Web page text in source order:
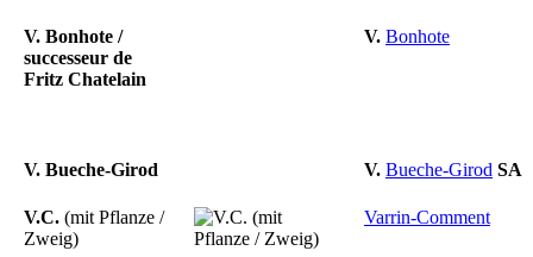
V. Bonhote /
successeur de
Fritz Chatelain
V. Bonhote
V. Bueche-Girod V. Bueche-Girod SA
V.C. (mit Pflanze /
Zweig)
Varrin-Comment